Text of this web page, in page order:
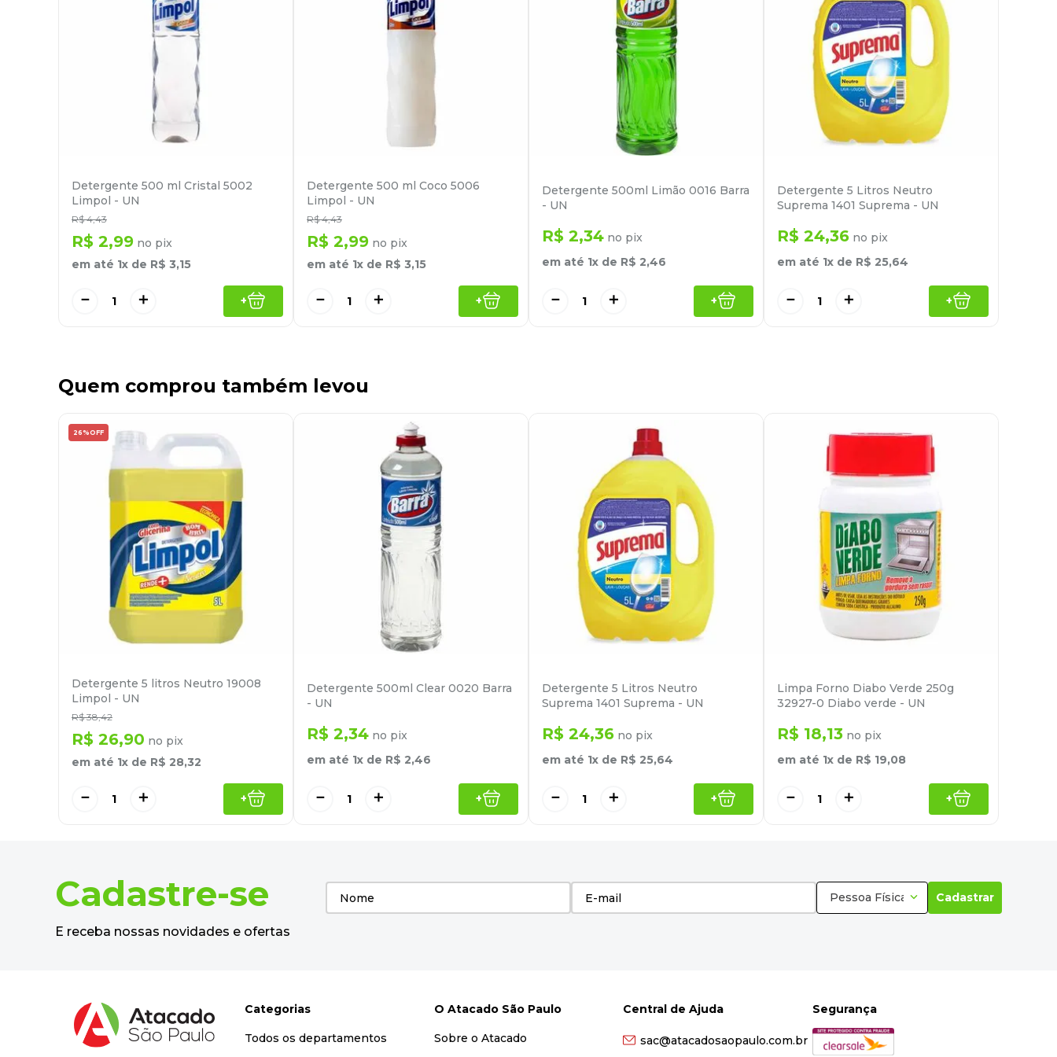
Detergente 500 ml Cristal 5002
Limpol - UN
R$ 4,43
R$ 2,99 no pix
em até 1x de R$ 3,15
＋
－ +
Detergente 500 ml Coco 5006
Limpol - UN
R$ 4,43
R$ 2,99 no pix
em até 1x de R$ 3,15
＋
－ +
Detergente 500ml Limão 0016 Barra
- UN
R$ 2,34 no pix
em até 1x de R$ 2,46
＋
－ +
Detergente 5 Litros Neutro
Suprema 1401 Suprema - UN
R$ 24,36 no pix
em até 1x de R$ 25,64
＋
－ +
Quem comprou também levou
26% OFF
Detergente 5 litros Neutro 19008
Limpol - UN
R$ 38,42
R$ 26,90 no pix
em até 1x de R$ 28,32
＋
－ +
Detergente 500ml Clear 0020 Barra
- UN
R$ 2,34 no pix
em até 1x de R$ 2,46
＋
－ +
Detergente 5 Litros Neutro
Suprema 1401 Suprema - UN
R$ 24,36 no pix
em até 1x de R$ 25,64
＋
－ +
Limpa Forno Diabo Verde 250g
32927-0 Diabo verde - UN
R$ 18,13 no pix
em até 1x de R$ 19,08
＋
－ +
Cadastre-se
E receba nossas novidades e ofertas
Pessoa Física Cadastrar
Categorias
Todos os departamentos
O Atacado São Paulo
Sobre o Atacado
Central de Ajuda
sac@atacadosaopaulo.com.br
Segurança